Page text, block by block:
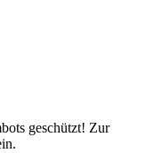
geschützt! Zur